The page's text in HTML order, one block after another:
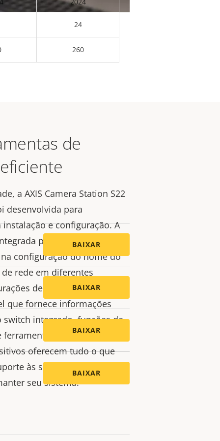
de
a AXIS Camera Station S22
desenvolvida para
e configuração. A
possui um assistente
configuração do nome do
rede em diferentes
de data e hora. Ele
que fornece informações
switch integrado, funções de
de resolução de
oferecem tudo o que
às suas operações,
seu sistema.
24
260
BAIXAR
BAIXAR
BAIXAR
BAIXAR